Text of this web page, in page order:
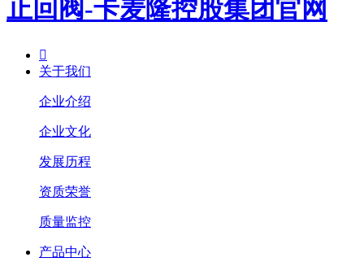

关于我们
企业介绍
企业文化
发展历程
资质荣誉
质量监控
产品中心